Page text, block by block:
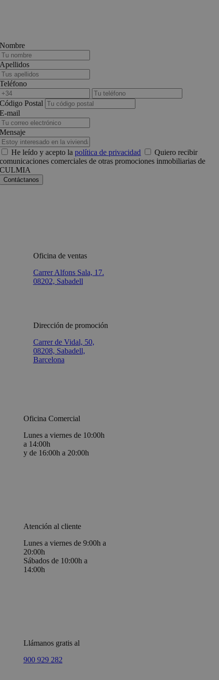
Nombre
Apellidos
Teléfono
Código Postal
E-mail
Mensaje
He leído y acepto lapolítica de privacidad
Quiero recibir
comunicaciones comerciales de otras promociones inmobiliarias de
CULMIA
Oficina de ventas
Carrer Alfons Sala, 17.
08202, Sabadell
Dirección de promoción
Carrer de Vidal, 50,
08208, Sabadell,
Barcelona
Oficina Comercial
Lunes a viernes de 10:00h
a 14:00h
y de 16:00h a 20:00h
Atención al cliente
Lunes a viernes de 9:00h a
20:00h
Sábados de 10:00h a
14:00h
Llámanos gratis al
900 929 282